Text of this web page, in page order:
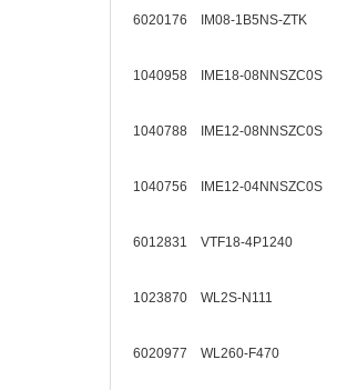
6020176 IM08-1B5NS-ZTK
1040958 IME18-08NNSZC0S
1040788 IME12-08NNSZC0S
1040756 IME12-04NNSZC0S
6012831 VTF18-4P1240
1023870 WL2S-N111
6020977 WL260-F470